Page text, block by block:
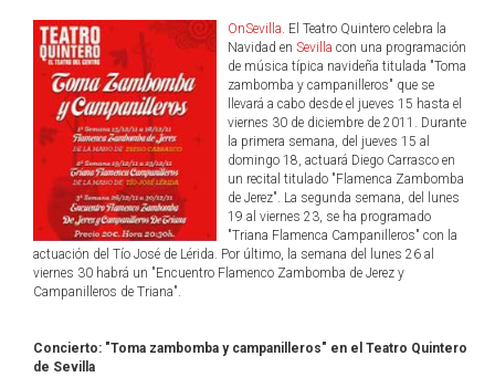
OnSevilla. El Teatro Quintero celebra la
Navidad en Sevilla con una programación
de música típica navideña titulada "Toma
zambomba y campanilleros" que se
llevará a cabo desde el jueves 15 hasta el
viernes 30 de diciembre de 2011. Durante
la primera semana, del jueves 15 al
domingo 18, actuará Diego Carrasco en
un recital titulado "Flamenca Zambomba
de Jerez". La segunda semana, del lunes
19 al viernes 23, se ha programado
"Triana Flamenca Campanilleros" con la
actuación del Tío José de Lérida. Por último, la semana del lunes 26 al
viernes 30 habrá un "Encuentro Flamenco Zambomba de Jerez y
Campanilleros de Triana".
Concierto: "Toma zambomba y campanilleros" en el Teatro Quintero
de Sevilla